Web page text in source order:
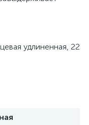
удлиненная, 22